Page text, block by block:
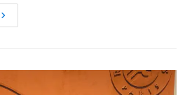
ANIMATION